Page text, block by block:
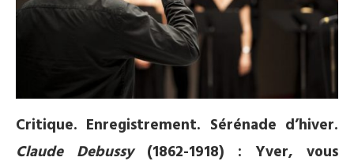
Critique. Enregistrement. Sérénade d’hiver.
Claude Debussy(1862-1918) : Yver, vous